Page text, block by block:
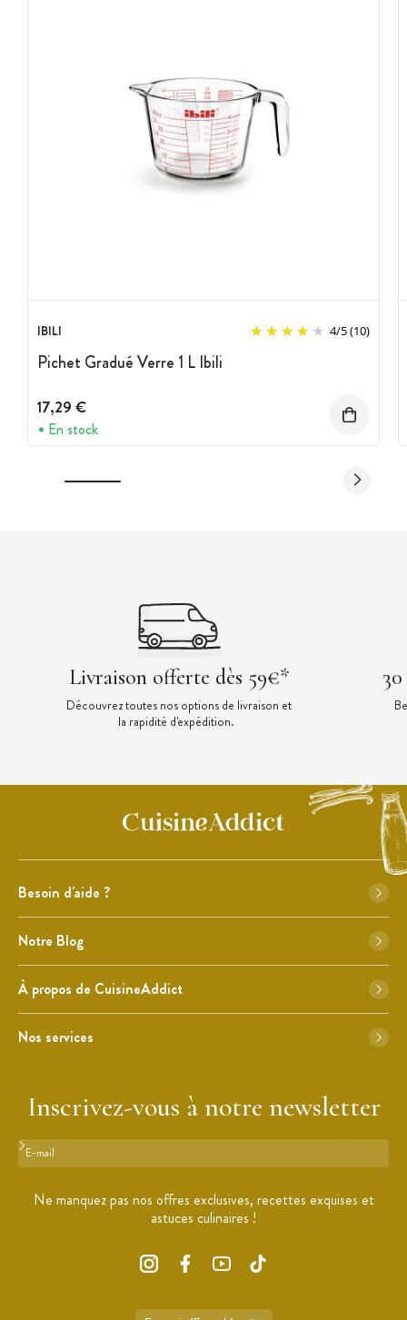
IBILI 4/5(10)
Pichet Gradué Verre 1 L Ibili
17,29 €
En stock
Livraison offerte dès 59€*
Découvrez toutes nos options de livraison et
la rapidité d'expédition.
Besoin d'aide ?
Notre Blog
À propos de CuisineAddict
Nos services
Inscrivez-vous à notre newsletter
Format : adresse@email.com
Ne manquez pas nos offres exclusives, recettes exquises et
astuces culinaires !